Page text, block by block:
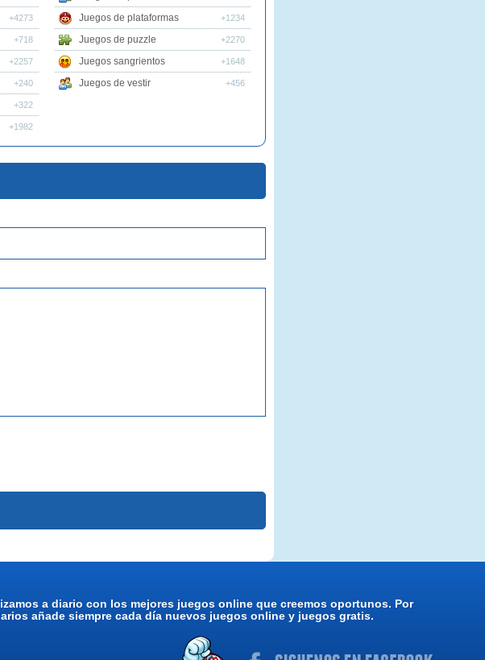
+4273
+718
+2257
+240
+322
+1982
Juegos de plataformas +1234
Juegos de puzzle +2270
Juegos sangrientos +1648
Juegos de vestir +456
a diario con los mejores juegos online que creemos oportunos. Por
añade siempre cada día nuevos juegos online y juegos gratis.